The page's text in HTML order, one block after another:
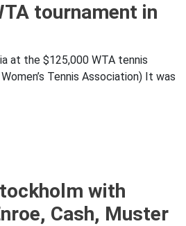
tournament in
at the $125,000 WTA tennis
Tennis Association) It was
with
Cash, Muster